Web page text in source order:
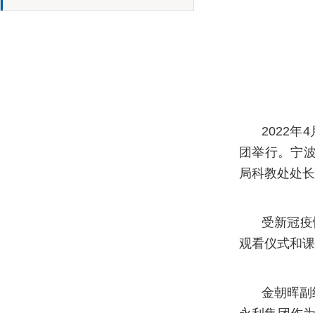
2022年4
团举行。宁
局科教处处
受新冠
观看仪式和
金朝晖